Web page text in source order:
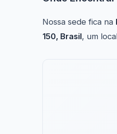
Nossa sede fica na
150, Brasil, um